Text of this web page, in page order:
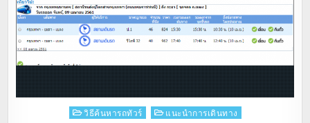
Posted
วิธีค้นหารถทัวร์ แนะนำการเดินทาง